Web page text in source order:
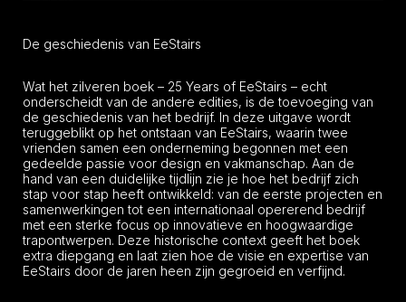
De geschiedenis van EeStairs
Wat het zilveren boek – 25 Years of EeStairs – echt
onderscheidt van de andere edities, is de toevoeging van
de geschiedenis van het bedrijf. In deze uitgave wordt
teruggeblikt op het ontstaan van EeStairs, waarin twee
vrienden samen een onderneming begonnen met een
gedeelde passie voor design en vakmanschap. Aan de
hand van een duidelijke tijdlijn zie je hoe het bedrijf zich
stap voor stap heeft ontwikkeld: van de eerste projecten en
samenwerkingen tot een internationaal opererend bedrijf
met een sterke focus op innovatieve en hoogwaardige
trapontwerpen. Deze historische context geeft het boek
extra diepgang en laat zien hoe de visie en expertise van
EeStairs door de jaren heen zijn gegroeid en verfijnd.